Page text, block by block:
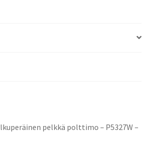
pelkkä polttimo – P5327W –